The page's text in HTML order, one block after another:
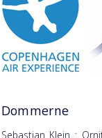
Dommerne
Sebastian Klein :